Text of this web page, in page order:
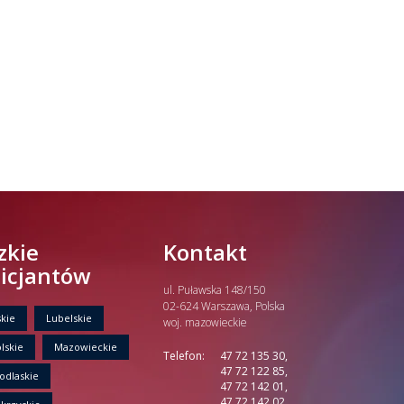
Lubelskie
Mazowieckie
Kontakt
ul. Puławska 148/150
02-624 Warszawa, Polska
woj. mazowieckie
Telefon:
47 72 135 30,
47 72 122 85,
47 72 142 01,